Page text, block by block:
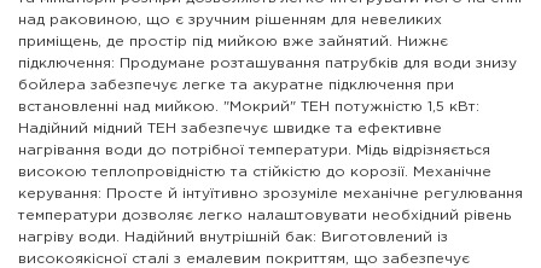
над раковиною, що є зручним рішенням для невеликих
приміщень, де простір під мийкою вже зайнятий. Нижнє
підключення: Продумане розташування патрубків для води знизу
бойлера забезпечує легке та акуратне підключення при
встановленні над мийкою. "Мокрий" ТЕН потужністю 1,5 кВт:
Надійний мідний ТЕН забезпечує швидке та ефективне
нагрівання води до потрібної температури. Мідь відрізняється
високою теплопровідністю та стійкістю до корозії. Механічне
керування: Просте й інтуїтивно зрозуміле механічне регулювання
температури дозволяє легко налаштовувати необхідний рівень
нагріву води. Надійний внутрішній бак: Виготовлений із
високоякісної сталі з емалевим покриттям, що забезпечує